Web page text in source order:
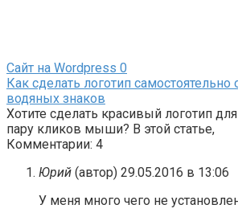
Сайт на Wordpress 0
Как сделать логотип самостоятельно
водяных знаков
Хотите сделать красивый логотип
пару кликов мыши? В этой статье,
Комментарии: 4
Юрий (автор) 29.05.2016 в 13:06
У меня много чего не